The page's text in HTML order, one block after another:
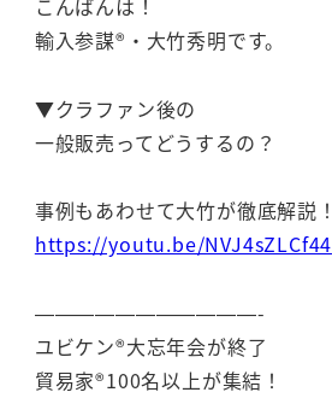
輸入参謀®・大竹秀明です。
▼クラファン後の
一般販売ってどうするの？
事例もあわせて大竹が徹底解説！
https://youtu.be/NVJ4sZLCf44
———————————-
ユビケン®大忘年会が終了
貿易家®100名以上が集結！